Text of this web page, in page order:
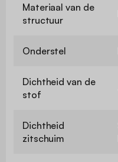
Materiaal van de
structuur
Onderstel
Dichtheid van de
stof
Dichtheid
zitschuim